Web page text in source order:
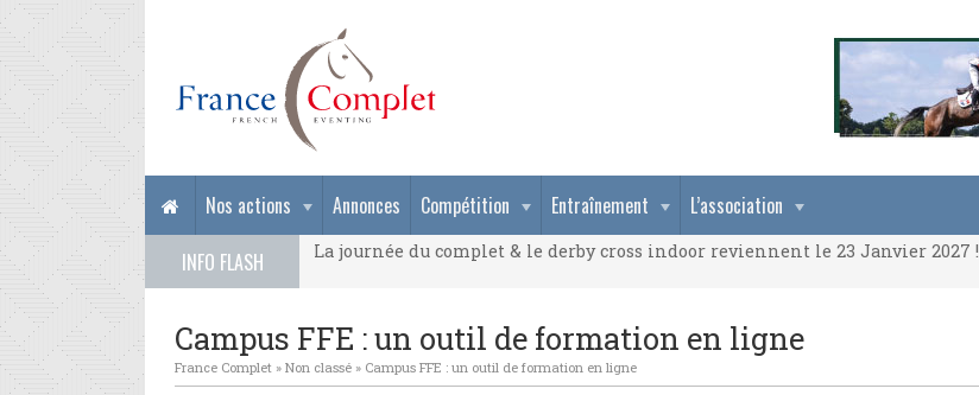
Nos actions Annonces Compétition Entraînement
L’association
INFO FLASH
La journée du complet & le derby cross indoor reviennent le 23 Janvier 2027 !
La journée du complet & le derby cross indoor reviennent le 23 Janvier 2027 !
Campus FFE : un outil de formation en ligne
France Complet » Non classé » Campus FFE : un outil de formation en ligne